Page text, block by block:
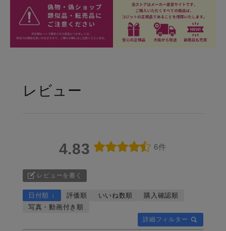
レビュー
4.83 6件
レビューを書く
詳細フィルター
日付順 ↓ 評価順 いいね数順
購入確認順
写真・動画付き順